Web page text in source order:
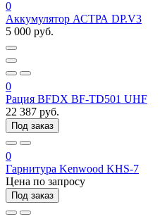
0
Аккумулятор АСТРА DP.V3
5 000 руб.
0
Рация BFDX BF-TD501 UHF
22 387 руб.
Под заказ
0
Гарнитура Kenwood KHS-7
Цена по запросу
Под заказ